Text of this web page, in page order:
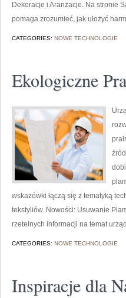
Dekoracje i Aranżacje. Na stronie
pomaga zrozumieć, jak ułożyć
CATEGORIES: NOWE TECHNOLOGIE
Ekologiczne
wskazówki łączą się z tematyką
tekstyliów. Nowości: Usuwanie
rzetelnych informacji na temat
CATEGORIES: NOWE TECHNOLOGIE
Inspiracje dla